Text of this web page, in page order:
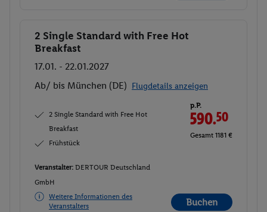
Buchen
2 Single Standard with Free Hot
Breakfast
17.01. - 22.01.2027
Ab/ bis München (DE) Flugdetails anzeigen
2 Single Standard with Free Hot
Breakfast
Frühstück
p.P.
590.50
Gesamt 1181 €
Veranstalter: DERTOUR Deutschland
GmbH
Weitere Informationen des
Veranstalters
Buchen